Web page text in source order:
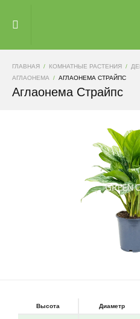
ГЛАВНАЯ КОМНАТНЫЕ РАСТЕНИЯ
АГЛАОНЕМА
АГЛАОНЕМА СТРАЙПС
Аглаонема Страйпс
Высота Диаметр